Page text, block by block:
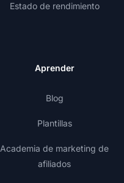
Estado de rendimiento
Aprender
Blog
Plantillas
Academia de marketing de
afiliados